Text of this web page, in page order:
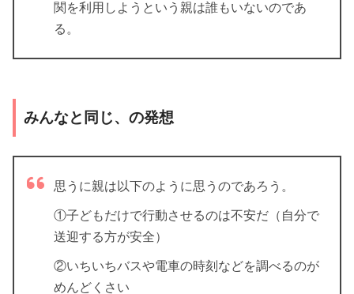
関を利用しようという親は誰もいないのであ
る。
みんなと同じ、の発想
思うに親は以下のように思うのであろう。
①子どもだけで行動させるのは不安だ（自分で
送迎する方が安全）
②いちいちバスや電車の時刻などを調べるのが
めんどくさい